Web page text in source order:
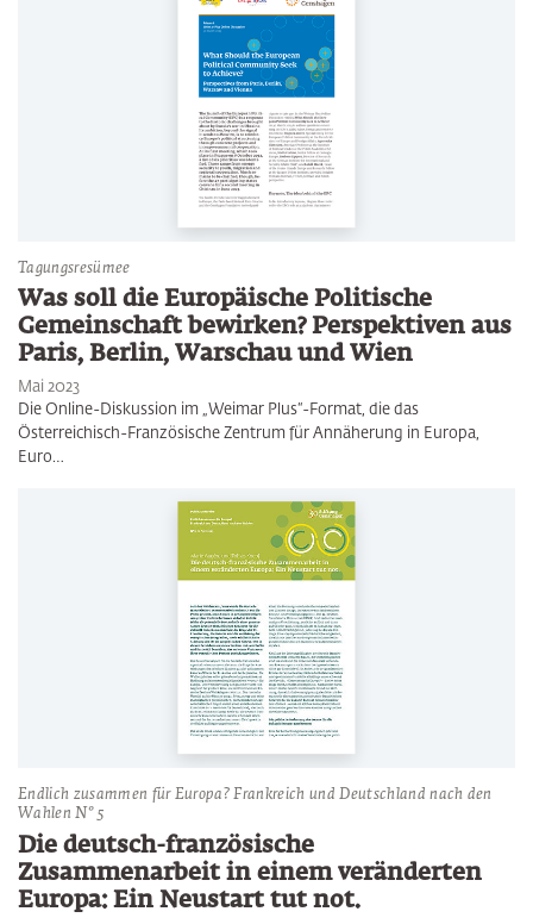
Tagungsresümee
Was soll die Europäische Politische
Gemeinschaft bewirken? Perspektiven aus
Paris, Berlin, Warschau und Wien
Mai 2023
Die Online-Diskussion im „Weimar Plus“-Format, die das
Österreichisch-Französische Zentrum für Annäherung in Europa,
Euro…
Endlich zusammen für Europa? Frankreich und Deutschland nach den
Wahlen N° 5
Die deutsch-französische
Zusammenarbeit in einem veränderten
Europa: Ein Neustart tut not.